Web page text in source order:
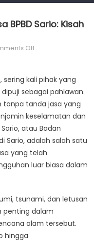
BPBD Sario: Kisah
Offon
Tanda
Jasa
BPBD
Sario:
Kisah
Keberanian
dan
kali pihak yang
sebagai pahlawan.
tanpa tanda jasa yang
keselamatan dan
atau Badan
Sario, adalah salah satu
yang telah
luar biasa dalam
tsunami, dan letusan
penting dalam
alam tersebut.
hingga